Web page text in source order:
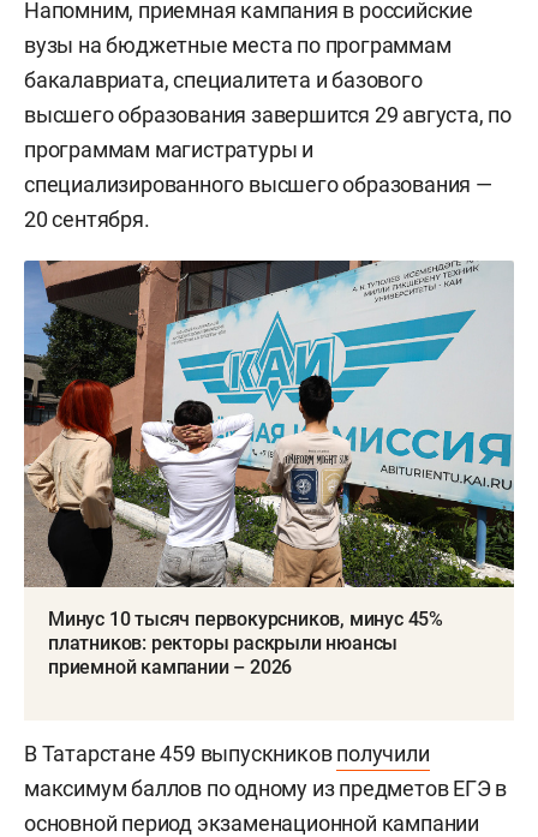
Напомним, приемная кампания в российские
вузы на бюджетные места по программам
бакалавриата, специалитета и базового
высшего образования завершится 29 августа, по
программам магистратуры и
специализированного высшего образования —
20 сентября.
Минус 10 тысяч первокурсников, минус 45%
платников: ректоры раскрыли нюансы
приемной кампании – 2026
В Татарстане 459 выпускниковполучили
максимум баллов по одному из предметов ЕГЭ в
основной период экзаменационной кампании